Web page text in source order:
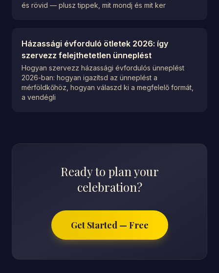
és rövid — plusz tippek, mit mondj és mit ker
Házassági évforduló ötletek 2026: így
szervezz felejthetetlen ünneplést
Hogyan szervezz házassági évfordulós ünneplést
2026-ban: hogyan igazítsd az ünneplést a
mérföldkőhöz, hogyan válaszd ki a megfelelő formát,
a vendégli
Ready to plan your
celebration?
Get Started — Free